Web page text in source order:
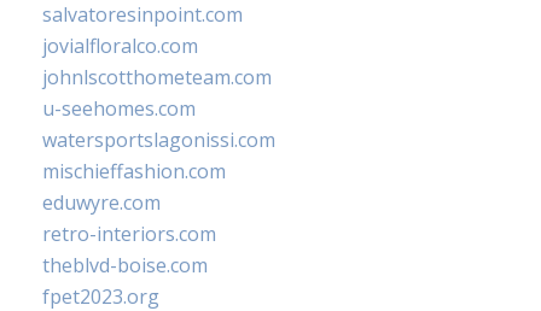
salvatoresinpoint.com
jovialfloralco.com
johnlscotthometeam.com
u-seehomes.com
watersportslagonissi.com
mischieffashion.com
eduwyre.com
retro-interiors.com
theblvd-boise.com
fpet2023.org